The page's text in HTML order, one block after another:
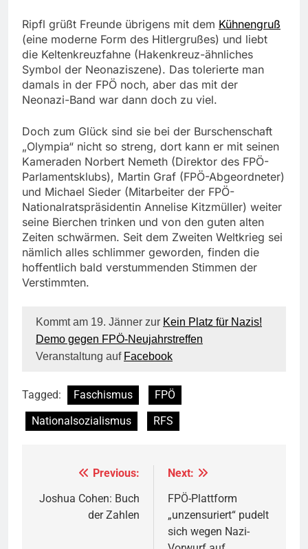
Ripfl grüßt Freunde übrigens mit dem Kühnengruß
(eine moderne Form des Hitlergrußes) und liebt
die Keltenkreuzfahne (Hakenkreuz-ähnliches
Symbol der Neonaziszene). Das tolerierte man
damals in der FPÖ noch, aber das mit der
Neonazi-Band war dann doch zu viel.
Doch zum Glück sind sie bei der Burschenschaft
„Olympia“ nicht so streng, dort kann er mit seinen
Kameraden Norbert Nemeth (Direktor des FPÖ-
Parlamentsklubs), Martin Graf (FPÖ-Abgeordneter)
und Michael Sieder (Mitarbeiter der FPÖ-
Nationalratspräsidentin Annelise Kitzmüller) weiter
seine Bierchen trinken und von den guten alten
Zeiten schwärmen. Seit dem Zweiten Weltkrieg sei
nämlich alles schlimmer geworden, finden die
hoffentlich bald verstummenden Stimmen der
Verstimmten.
Kommt am 19. Jänner zur Kein Platz für Nazis!
Demo gegen FPÖ-Neujahrstreffen
Veranstaltung auf Facebook
Tagged: Faschismus
FPÖ
Nationalsozialismus
RFS
Beitragsnavigation
Previous:
Joshua Cohen: Buch
der Zahlen
Next:
FPÖ-Plattform
„unzensuriert“ pudelt
sich wegen Nazi-